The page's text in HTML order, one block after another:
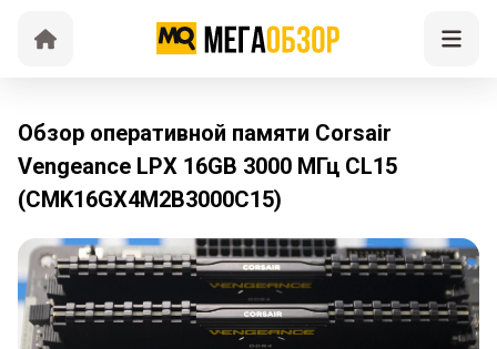
Обзор оперативной памяти Corsair
Vengeance LPX 16GB 3000 МГц CL15
(CMK16GX4M2B3000C15)